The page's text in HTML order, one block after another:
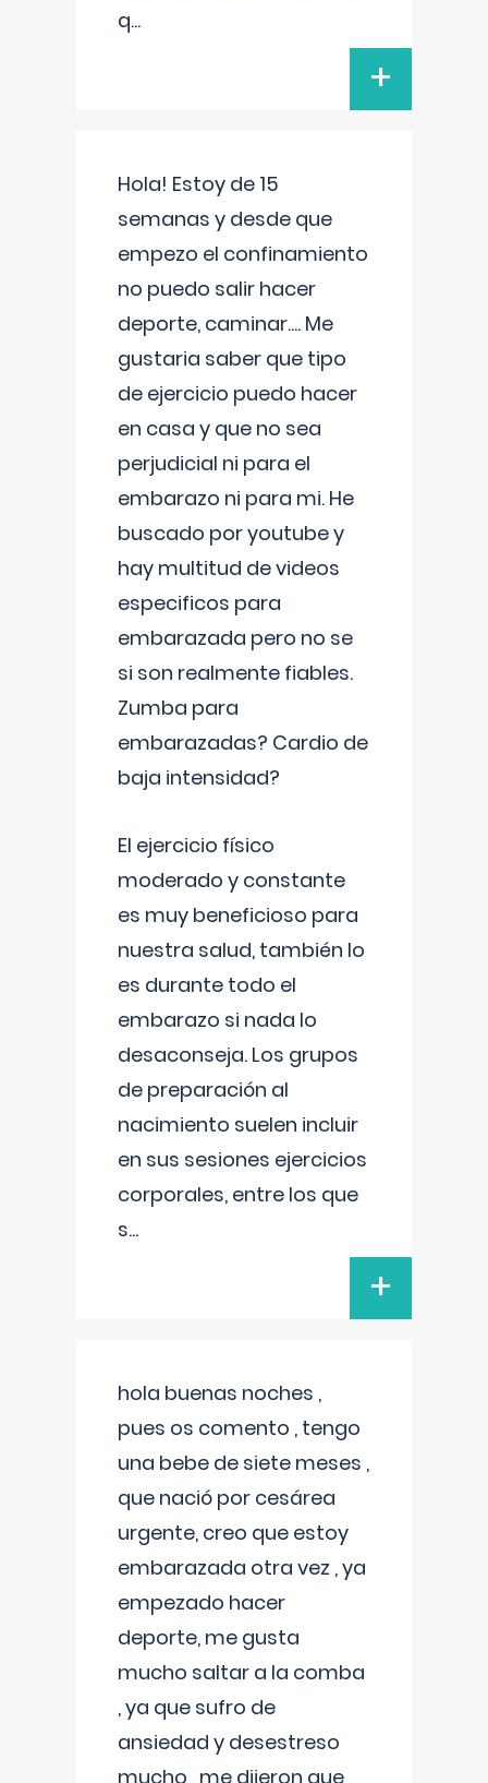
q...
+
Hola! Estoy de 15
semanas y desde que
empezo el confinamiento
no puedo salir hacer
deporte, caminar.... Me
gustaria saber que tipo
de ejercicio puedo hacer
en casa y que no sea
perjudicial ni para el
embarazo ni para mi. He
buscado por youtube y
hay multitud de videos
especificos para
embarazada pero no se
si son realmente fiables.
Zumba para
embarazadas? Cardio de
baja intensidad?
El ejercicio físico
moderado y constante
es muy beneficioso para
nuestra salud, también lo
es durante todo el
embarazo si nada lo
desaconseja. Los grupos
de preparación al
nacimiento suelen incluir
en sus sesiones ejercicios
corporales, entre los que
s...
+
hola buenas noches ,
pues os comento , tengo
una bebe de siete meses ,
que nació por cesárea
urgente, creo que estoy
embarazada otra vez , ya
empezado hacer
deporte, me gusta
mucho saltar a la comba
, ya que sufro de
ansiedad y desestreso
mucho , me dijeron que